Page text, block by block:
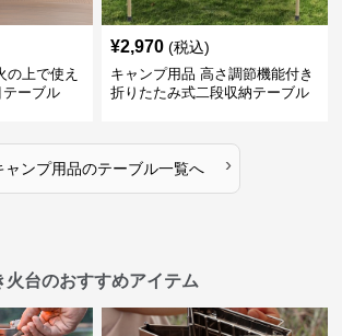
の上で使え
テーブル
¥2,970 (税込)
キャンプ用品 高さ調節機能付き
折りたたみ式二段収納テーブル
ャンプ用品のテーブル一覧へ ›
火台のおすすめアイテム